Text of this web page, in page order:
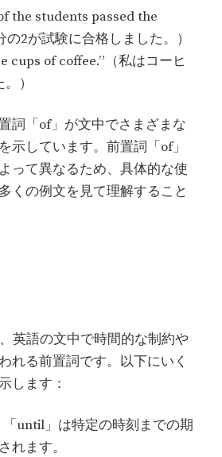
the students passed the
の2が試験に合格しました。）
cups of coffee.”（私はコーヒ
）
詞「of」が文中でさまざまな
示しています。前置詞「of」
って異なるため、具体的な使
くの例文を見て理解すること
英語の文中で時間的な制約や
れる前置詞です。以下にいく
します：
「until」は特定の時刻までの期
れます。